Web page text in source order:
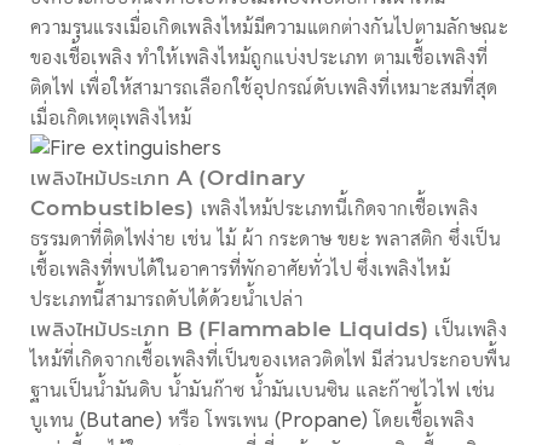
ความรุนแรงเมื่อเกิดเพลิงไหม้มีความแตกต่างกันไปตามลักษณะ
ของเชื้อเพลิง ทำให้เพลิงไหม้ถูกแบ่งประเภท ตามเชื้อเพลิงที่
ติดไฟ เพื่อให้สามารถเลือกใช้อุปกรณ์ดับเพลิงที่เหมาะสมที่สุด
เมื่อเกิดเหตุเพลิงไหม้
เพลิงไหม้ประเภท A (Ordinary
Combustibles) เพลิงไหม้ประเภทนี้เกิดจากเชื้อเพลิง
ธรรมดาที่ติดไฟง่าย เช่น ไม้ ผ้า กระดาษ ขยะ พลาสติก ซึ่งเป็น
เชื้อเพลิงที่พบได้ในอาคารที่พักอาศัยทั่วไป ซึ่งเพลิงไหม้
ประเภทนี้สามารถดับได้ด้วยน้ำเปล่า
เพลิงไหม้ประเภท B (Flammable Liquids) เป็นเพลิง
ไหม้ที่เกิดจากเชื้อเพลิงที่เป็นของเหลวติดไฟ มีส่วนประกอบพื้น
ฐานเป็นน้ำมันดิบ น้ำมันก๊าซ น้ำมันเบนซิน และก๊าซไวไฟ เช่น
บูเทน (Butane) หรือ โพรเพน (Propane) โดยเชื้อเพลิง